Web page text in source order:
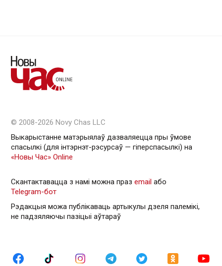
© 2008-2026 Novy Chas LLC
Выкарыстанне матэрыялаў дазваляецца пры ўмове
спасылкі (для інтэрнэт-рэсурсаў — гiперспасылкi) на
«Новы Час» Online
Скантактавацца з намі можна праз email або
Telegram-бот
Рэдакцыя можа публікаваць артыкулы дзеля палемікі,
не падзяляючы пазіцыі аўтараў